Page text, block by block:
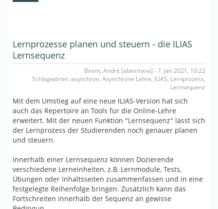
Lernprozesse planen und steuern - die ILIAS
Lernsequenz
Beem, André [abeemxxx] - 7. Jan 2021, 10:22
Schlagwörter: asynchron, Asynchrone Lehre, ILIAS, Lernprozess,
Lernsequenz
Mit dem Umstieg auf eine neue ILIAS-Version hat sich
auch das Repertoire an Tools für die Online-Lehre
erweitert. Mit der neuen Funktion "Lernsequenz" lässt sich
der Lernprozess der Studierenden noch genauer planen
und steuern.
Innerhalb einer Lernsequenz können Dozierende
verschiedene Lerneinheiten, z.B. Lernmodule, Tests,
Übungen oder Inhaltsseiten zusammenfassen und in eine
festgelegte Reihenfolge bringen. Zusätzlich kann das
Fortschreiten innerhalb der Sequenz an gewisse